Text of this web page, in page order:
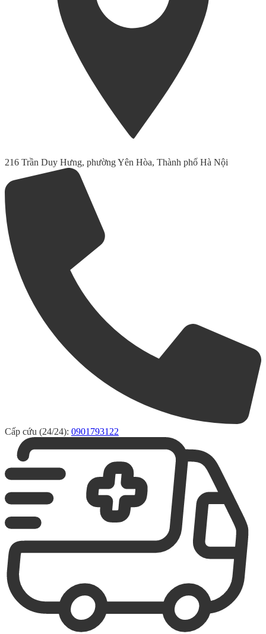
216 Trần Duy Hưng, phường Yên Hòa, Thành phố Hà Nội
Cấp cứu (24/24): 0901793122